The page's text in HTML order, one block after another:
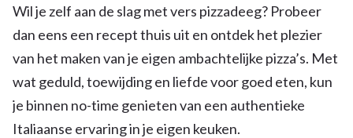
Wil je zelf aan de slag met vers pizzadeeg? Probeer
dan eens een recept thuis uit en ontdek het plezier
van het maken van je eigen ambachtelijke pizza’s. Met
wat geduld, toewijding en liefde voor goed eten, kun
je binnen no-time genieten van een authentieke
Italiaanse ervaring in je eigen keuken.